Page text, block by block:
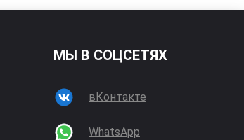
МЫ В СОЦСЕТЯХ
вКонтакте
WhatsApp